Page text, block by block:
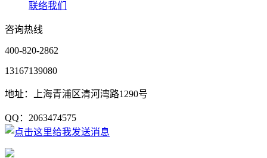
联络我们
咨询热线
400-820-2862
13167139080
地址：上海青浦区清河湾路1290号
QQ：2063474575